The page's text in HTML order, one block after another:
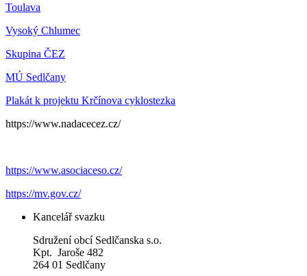
Toulava
Vysoký Chlumec
Skupina ČEZ
MÚ Sedlčany
Plakát k projektu Krčínova cyklostezka
https://www.nadacecez.cz/
https://www.asociaceso.cz/
https://mv.gov.cz/
Kancelář svazku
Sdružení obcí Sedlčanska s.o.
Kpt. Jaroše 482
264 01 Sedlčany